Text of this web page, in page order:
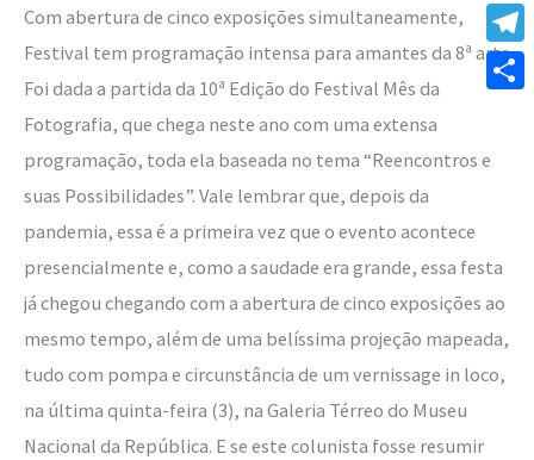
Com abertura de cinco exposições simultaneamente,
Festival tem programação intensa para amantes da 8ª arte
Foi dada a partida da 10ª Edição do Festival Mês da
Fotografia, que chega neste ano com uma extensa
programação, toda ela baseada no tema “Reencontros e
suas Possibilidades”. Vale lembrar que, depois da
pandemia, essa é a primeira vez que o evento acontece
presencialmente e, como a saudade era grande, essa festa
já chegou chegando com a abertura de cinco exposições ao
mesmo tempo, além de uma belíssima projeção mapeada,
tudo com pompa e circunstância de um vernissage in loco,
na última quinta-feira (3), na Galeria Térreo do Museu
Nacional da República. E se este colunista fosse resumir
da
Fotografia